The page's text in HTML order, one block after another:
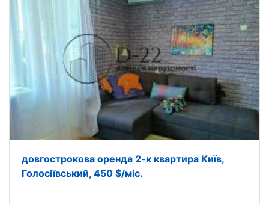
довгострокова оренда 2-к квартира Київ,
Голосіївський, 450 $/міс.